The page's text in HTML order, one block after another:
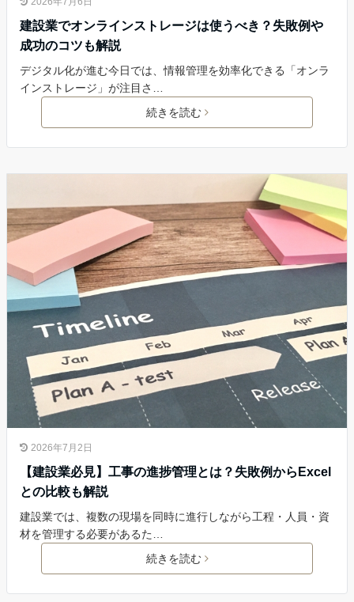
建設業でオンラインストレージは使うべき？失敗例や
成功のコツも解説
デジタル化が進む今日では、情報管理を効率化できる「オンラ
インストレージ」が注目さ…
続きを読む
2026年7月2日
【建設業必見】工事の進捗管理とは？失敗例からExcel
との比較も解説
建設業では、複数の現場を同時に進行しながら工程・人員・資
材を管理する必要があるた…
続きを読む